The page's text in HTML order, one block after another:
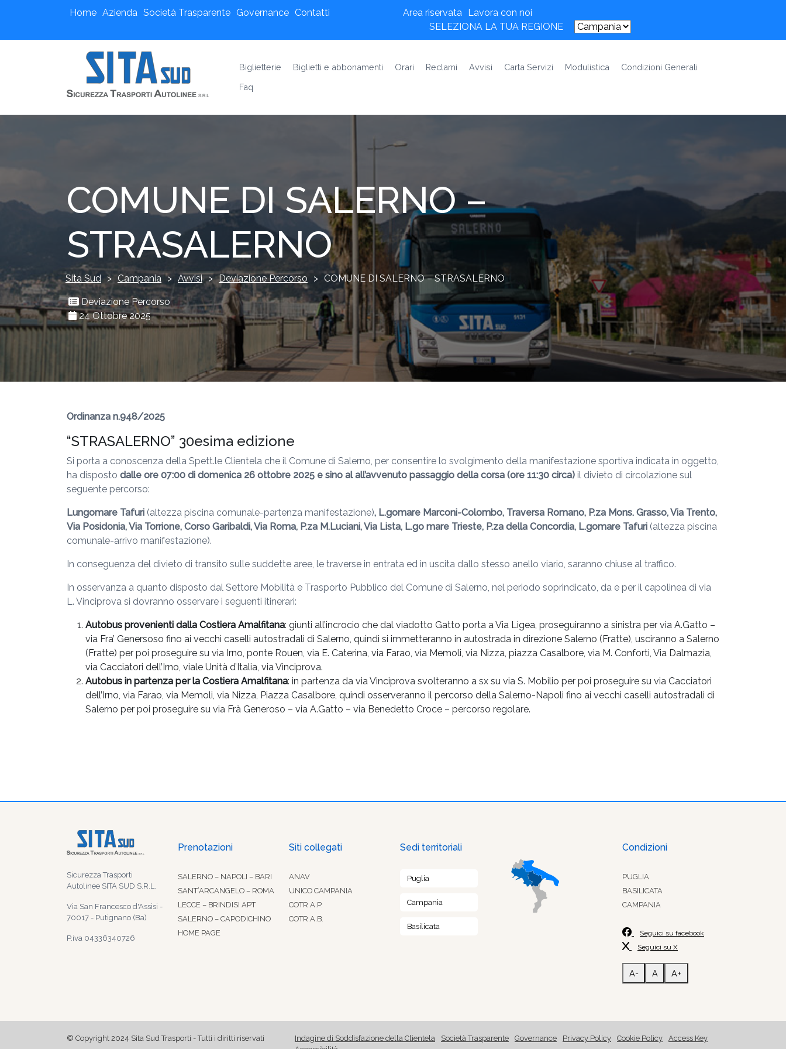
Home Azienda Società Trasparente Governance Contatti Area riservata Lavora con noi
SELEZIONA LA TUA REGIONE
Biglietterie Biglietti e abbonamenti Orari Reclami Avvisi Carta Servizi Modulistica
Condizioni Generali
Faq
COMUNE DI SALERNO –
STRASALERNO
Sita Sud > Campania > Avvisi > Deviazione Percorso > COMUNE DI SALERNO – STRASALERNO
Deviazione Percorso
24 Ottobre 2025
Ordinanza n.948/2025
“STRASALERNO” 30esima edizione
Si porta a conoscenza della Spett.le Clientela che il Comune di Salerno, per consentire lo svolgimento della manifestazione sportiva indicata in oggetto,
ha disposto dalle ore 07:00 di domenica 26 ottobre 2025 e sino al all’avvenuto passaggio della corsa (ore 11:30 circa) il divieto di circolazione sul
seguente percorso:
Lungomare Tafuri (altezza piscina comunale-partenza manifestazione), L.gomare Marconi-Colombo, Traversa Romano, P.za Mons. Grasso, Via Trento,
Via Posidonia, Via Torrione, Corso Garibaldi, Via Roma, P.za M.Luciani, Via Lista, L.go mare Trieste, P.za della Concordia, L.gomare Tafuri (altezza piscina
comunale-arrivo manifestazione).
In conseguenza del divieto di transito sulle suddette aree, le traverse in entrata ed in uscita dallo stesso anello viario, saranno chiuse al traffico.
In osservanza a quanto disposto dal Settore Mobilità e Trasporto Pubblico del Comune di Salerno, nel periodo soprindicato, da e per il capolinea di via
L. Vinciprova si dovranno osservare i seguenti itinerari:
Autobus provenienti dalla Costiera Amalfitana: giunti all’incrocio che dal viadotto Gatto porta a Via Ligea, proseguiranno a sinistra per via A.Gatto –
via Fra’ Genersoso fino ai vecchi caselli autostradali di Salerno, quindi si immetteranno in autostrada in direzione Salerno (Fratte), usciranno a Salerno
(Fratte) per poi proseguire su via Irno, ponte Rouen, via E. Caterina, via Farao, via Memoli, via Nizza, piazza Casalbore, via M. Conforti, Via Dalmazia,
via Cacciatori dell’Irno, viale Unità d’Italia, via Vinciprova.
Autobus in partenza per la Costiera Amalfitana: in partenza da via Vinciprova svolteranno a sx su via S. Mobilio per poi proseguire su via Cacciatori
dell’Irno, via Farao, via Memoli, via Nizza, Piazza Casalbore, quindi osserveranno il percorso della Salerno-Napoli fino ai vecchi caselli autostradali di
Salerno per poi proseguire su via Frà Generoso – via A.Gatto – via Benedetto Croce – percorso regolare.
Sicurezza Trasporti
Autolinee SITA SUD S.R.L.
Via San Francesco d'Assisi -
70017 - Putignano (Ba)
P.iva 04336340726
Prenotazioni
SALERNO – NAPOLI – BARI
SANT’ARCANGELO – ROMA
LECCE – BRINDISI APT
SALERNO – CAPODICHINO
HOME PAGE
Siti collegati
ANAV
UNICO CAMPANIA
COTR.A.P.
COTR.A.B.
Sedi territoriali
Puglia
Campania
Basilicata
Condizioni
PUGLIA
BASILICATA
CAMPANIA
Seguici su facebook
Seguici su X
A- A A+
© Copyright 2024 Sita Sud Trasporti - Tutti i diritti riservati Indagine di Soddisfazione della Clientela Società Trasparente Governance Privacy Policy Cookie Policy
Access Key